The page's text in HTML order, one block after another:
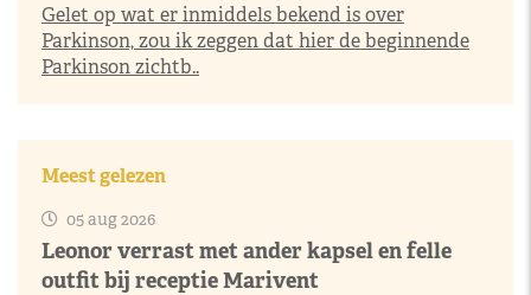
Gelet op wat er inmiddels bekend is over
Parkinson, zou ik zeggen dat hier de beginnende
Parkinson zichtb..
Meest gelezen
05 aug 2026
Leonor verrast met ander kapsel en felle
outfit bij receptie Marivent